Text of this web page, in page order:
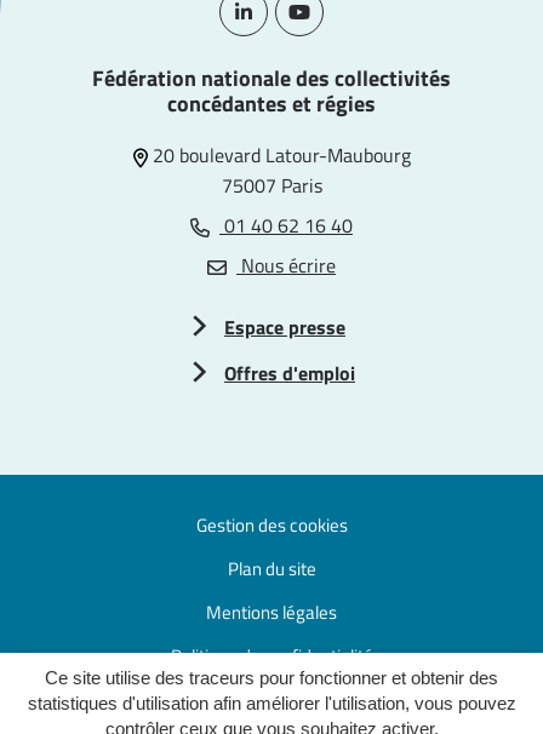
Ce site utilise des traceurs pour fonctionner et obtenir des
statistiques d'utilisation afin améliorer l'utilisation, vous pouvez
contrôler ceux que vous souhaitez activer.
Lien vers le compte Linkedin
Lien vers la chaîne Youtube
Fédération nationale des collectivités
concédantes et régies
20 boulevard Latour-Maubourg
75007 Paris
01 40 62 16 40
Nous écrire
Espace presse
Offres d'emploi
Gestion des cookies
Plan du site
Mentions légales
Politique de confidentialité
Accessibilité : partiellement conforme